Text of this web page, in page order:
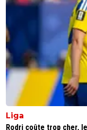
Liga
Rodri coûte trop cher,